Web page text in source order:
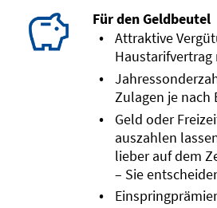
Für den Geldbeutel
Attraktive
Zulagen je nach
Geld oder
auszahlen
lieber auf dem
– Sie